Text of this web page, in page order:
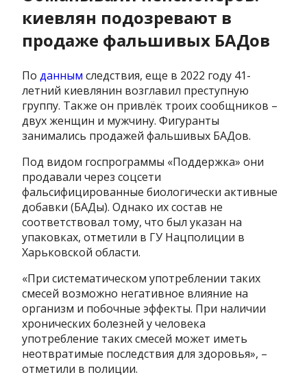
киевлян подозревают в
продаже фальшивых БАДов
Поданным следствия, еще в 2022 году 41-
летний киевлянин возглавил преступную
группу. Также он привлёк троих сообщников –
двух женщин и мужчину. Фигуранты
занимались продажей фальшивых БАДов.
Под видом госпрограммы «Поддержка» они
продавали через соцсети
фальсифицированные биологически активные
добавки (БАДы). Однако их состав не
соответствовал тому, что был указан на
упаковках, отметили в ГУ Нацполиции в
Харьковской области.
«При систематическом употреблении таких
смесей возможно негативное влияние на
организм и побочные эффекты. При наличии
хронических болезней у человека
употребление таких смесей может иметь
неотвратимые последствия для здоровья», –
отметили в полиции.